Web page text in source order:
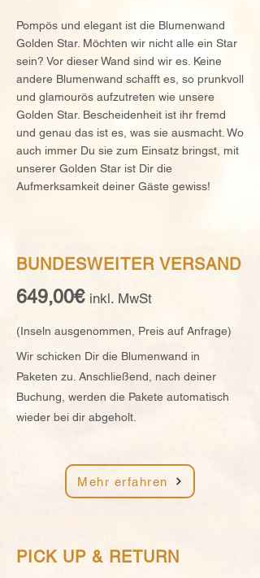
Pompös und elegant ist die Blumenwand
Golden Star. Möchten wir nicht alle ein Star
sein? Vor dieser Wand sind wir es. Keine
andere Blumenwand schafft es, so prunkvoll
und glamourös aufzutreten wie unsere
Golden Star. Bescheidenheit ist ihr fremd
und genau das ist es, was sie ausmacht. Wo
auch immer Du sie zum Einsatz bringst, mit
unserer Golden Star ist Dir die
Aufmerksamkeit deiner Gäste gewiss!
BUNDESWEITER VERSAND
649,00€ inkl. MwSt
(Inseln ausgenommen, Preis auf Anfrage)
Wir schicken Dir die Blumenwand in
Paketen zu. Anschließend, nach deiner
Buchung, werden die Pakete automatisch
wieder bei dir abgeholt.
Mehr erfahren
PICK UP & RETURN